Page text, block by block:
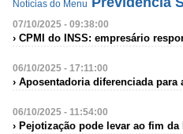
Notícias do Menu
07/10/2025 - 09:38:00
› CPMI do INSS: empresário
06/10/2025 - 17:11:00
› Aposentadoria diferenciada
06/10/2025 - 11:54:00
› Pejotização pode levar ao fim